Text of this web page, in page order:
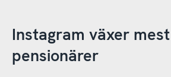
Instagram växer
pensionärer